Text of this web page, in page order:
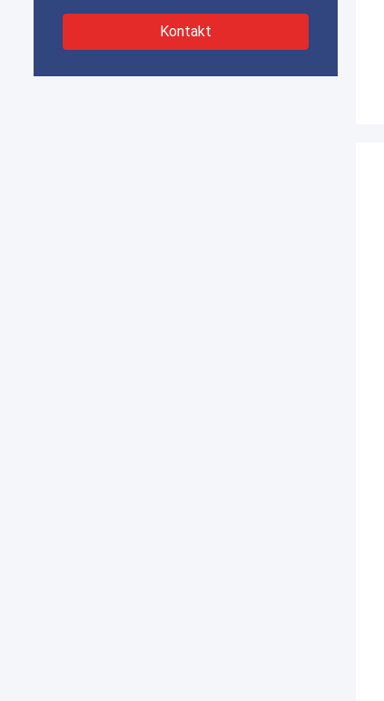
Kontakt